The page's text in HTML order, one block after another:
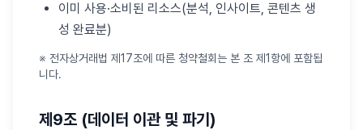
이미 사용·소비된 리소스(분석, 인사이트, 콘텐츠 생
성 완료분)
※ 전자상거래법 제17조에 따른 청약철회는 본 조 제1항에 포함됩
니다.
제9조 (데이터 이관 및 파기)